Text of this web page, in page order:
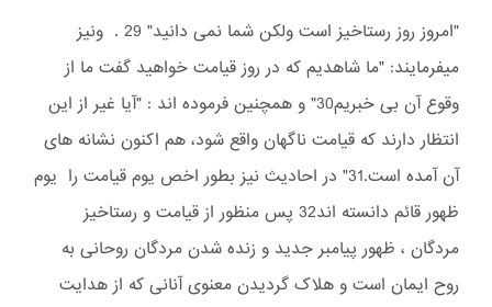
"امروز روز رستاخیز است ولکن شما نمی دانید" 29 . ونیز
میفرمایند: "ما شاهدیم که در روز قیامت خواهید گفت ما از
وقوع آن بی خبریم30" و همچنین فرموده اند : "آیا غیر از این
انتظار دارند که قیامت ناگهان واقع شود، هم اکنون نشانه های
آن آمده است.31" در احادیث نیز بطور اخص یوم قیامت را یوم
ظهور قائم دانسته اند32 پس منظور از قیامت و رستاخیز
مردگان ، ظهور پیامبر جدید و زنده شدن مردگان روحانی به
روح ایمان است و هلاک گردیدن معنوی آنانی که از هدایت